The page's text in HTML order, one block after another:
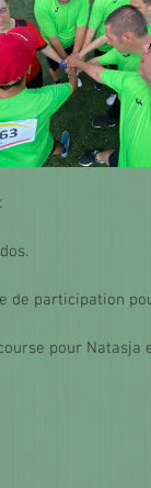
de participation
pour Natasja